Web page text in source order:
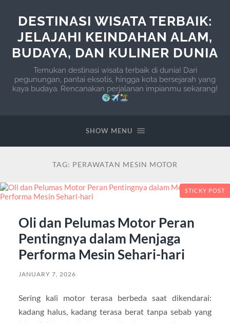
DESTINASI WISATA TERBAIK:
JELAJAHI KEINDAHAN ALAM,
BUDAYA, DAN KULINER DUNIA
Temukan destinasi wisata terbaik di dunia! Dari
pegunungan, pantai eksotis, hingga kota bersejarah yang
kaya budaya. Rencanakan perjalanan impianmu sekarang!
SHOW MENU
TAG: PERAWATAN MESIN MOTOR
STICKY POST
Oli dan Pelumas Motor Peran
Pentingnya dalam Menjaga
Performa Mesin Sehari-hari
JANUARY 7, 2026
Sering kali motor terasa berbeda saat dikendarai:
kadang halus, kadang terasa berat tanpa sebab yang